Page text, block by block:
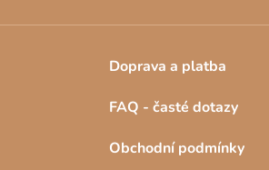
Doprava a platba
FAQ - časté dotazy
Obchodní podmínky